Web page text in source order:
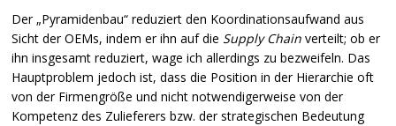
Der „Pyramidenbau“ reduziert den Koordinationsaufwand aus
Sicht derOEMs, indem er ihn auf die Supply Chain verteilt; ob er
ihn insgesamt reduziert, wage ich allerdings zu bezweifeln. Das
Hauptproblem jedoch ist, dass die Position in der Hierarchie oft
von der Firmengröße und nicht notwendigerweise von der
Kompetenz des Zulieferers bzw. der strategischen Bedeutung